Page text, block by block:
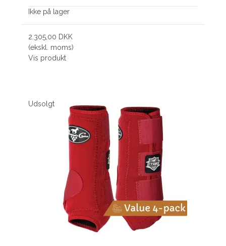
Ikke på lager
2.305,00 DKK
(ekskl. moms)
Vis produkt
Udsolgt